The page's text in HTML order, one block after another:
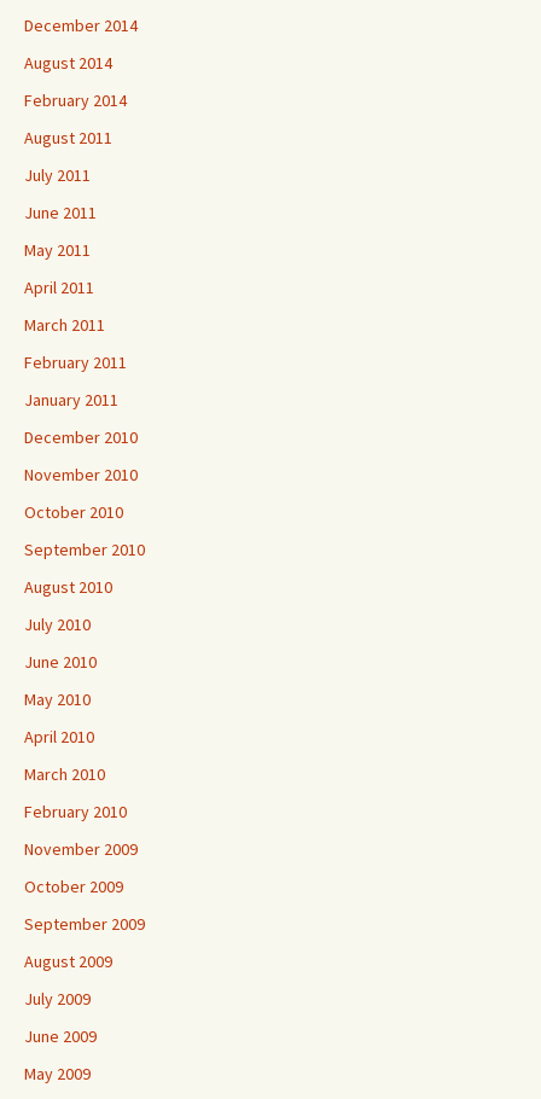
December 2014
August 2014
February 2014
August 2011
July 2011
June 2011
May 2011
April 2011
March 2011
February 2011
January 2011
December 2010
November 2010
October 2010
September 2010
August 2010
July 2010
June 2010
May 2010
April 2010
March 2010
February 2010
November 2009
October 2009
September 2009
August 2009
July 2009
June 2009
May 2009